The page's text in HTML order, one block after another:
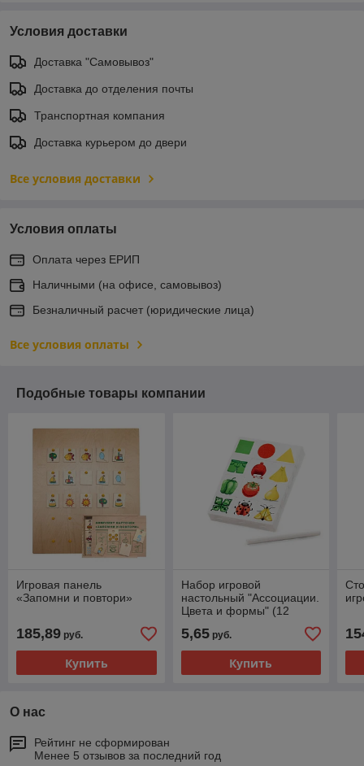
Условия доставки
Доставка "Самовывоз"
Доставка до отделения почты
Транспортная компания
Доставка курьером до двери
Все условия доставки
Условия оплаты
Оплата через ЕРИП
Наличными (на офисе, самовывоз)
Безналичный расчет (юридические лица)
Все условия оплаты
Подобные товары компании
Игровая панель
«Запомни и повтори»
185,89 руб.
Купить
Набор игровой
настольный "Ассоциации.
Цвета и формы" (12
5,65руб.
Купить
О нас
Рейтинг не сформирован
Менее 5 отзывов за последний год